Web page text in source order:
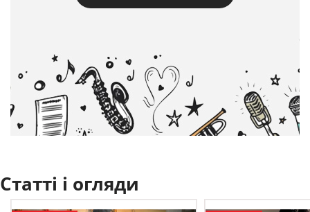
Статті і огляди